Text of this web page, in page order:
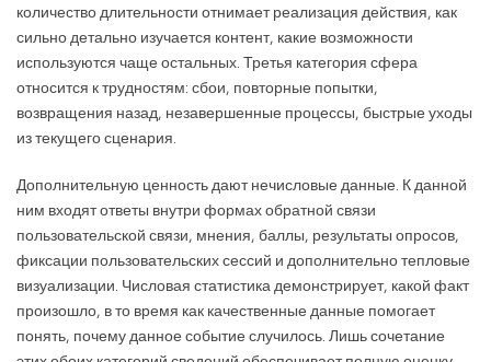
количество длительности отнимает реализация действия, как
сильно детально изучается контент, какие возможности
используются чаще остальных. Третья категория сфера
относится к трудностям: сбои, повторные попытки,
возвращения назад, незавершенные процессы, быстрые уходы
из текущего сценария.
Дополнительную ценность дают нечисловые данные. К данной
ним входят ответы внутри формах обратной связи
пользовательской связи, мнения, баллы, результаты опросов,
фиксации пользовательских сессий и дополнительно тепловые
визуализации. Числовая статистика демонстрирует, какой факт
произошло, в то время как качественные данные помогает
понять, почему данное событие случилось. Лишь сочетание